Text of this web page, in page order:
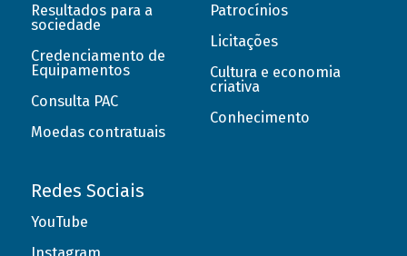
Resultados para a
sociedade
Credenciamento de
Equipamentos
Consulta PAC
Moedas contratuais
Patrocínios
Licitações
Cultura e economia
criativa
Conhecimento
Redes Sociais
YouTube